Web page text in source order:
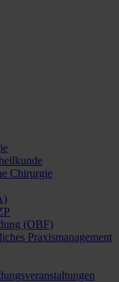
Chirurgie
(OBF)
Praxismanagement